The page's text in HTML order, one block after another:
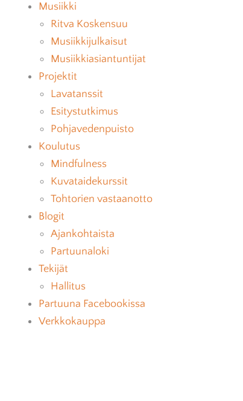
Musiikki
Ritva Koskensuu
Musiikkijulkaisut
Musiikkiasiantuntijat
Projektit
Lavatanssit
Esitystutkimus
Pohjavedenpuisto
Koulutus
Mindfulness
Kuvataidekurssit
Tohtorien vastaanotto
Blogit
Ajankohtaista
Partuunaloki
Tekijät
Hallitus
Partuuna Facebookissa
Verkkokauppa